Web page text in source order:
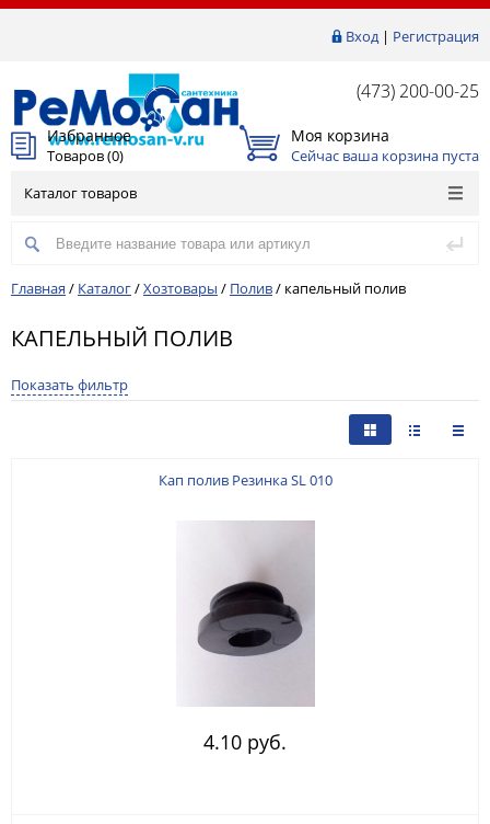
Вход| Регистрация
(473) 200-00-25
Избранное
Товаров (0)
Моя корзина
Сейчас ваша корзина пуста
Каталог товаров
Главная / Каталог/Хозтовары / Полив/ капельный полив
КАПЕЛЬНЫЙ ПОЛИВ
Показать фильтр
Кап полив Резинка SL 010
4.10 руб.